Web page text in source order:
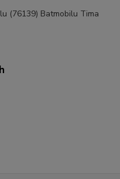
(76139) Batmobilu Tima